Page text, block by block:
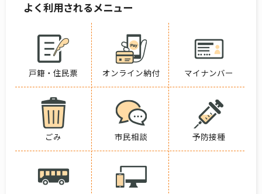
よく利用されるメニュー
戸籍・住民票 オンライン納付 マイナンバー
ごみ 市民相談 予防接種